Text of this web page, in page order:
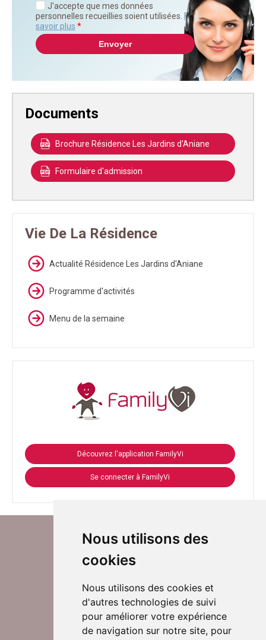
Nous utilisons des
cookies
Nous utilisons des cookies et
d'autres technologies de suivi
pour améliorer votre expérience
de navigation sur notre site, pour
J'accepte que mes données
personnelles recueillies soient utilisées. En
savoir plus *
Documents
Brochure Résidence Les Jardins d'Aniane
Formulaire d'admission
Vie De La Résidence
Actualité Résidence Les Jardins d'Aniane
Programme d'activités
Menu de la semaine
Découvrez l'application FamilyVi
Se connecter à FamilyVi
Suivez-nous sur Twitter